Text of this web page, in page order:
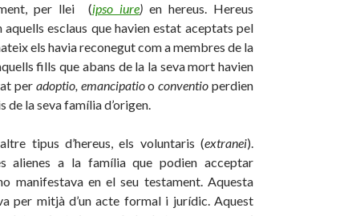
per llei (ipso iure)en hereus. Hereus
aquells esclaus que havien estat aceptats pel
els havia reconegut com a membres de la
fills que abans de la la seva mort havien
per adoptio, emancipatioo conventio perdien
la seva família d’origen.
tipus d’hereus, els voluntaris (extranei).
alienes a la família que podien acceptar
manifestava en el seu testament. Aquesta
per mitjà d’un acte formal i jurídic. Aquest